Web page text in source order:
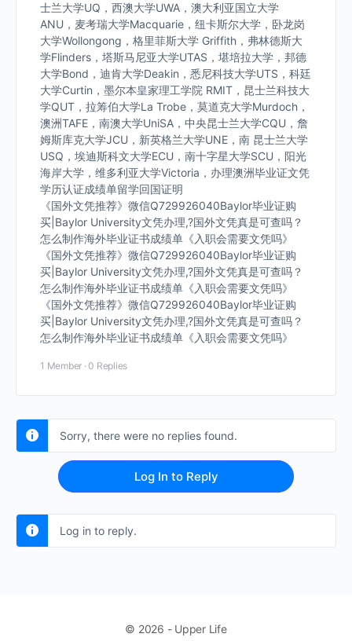
士兰大学UQ，西澳大学UWA，澳大利亚国立大学
ANU，麦考瑞大学Macquarie，纽卡斯尔大学，卧龙岗
大学Wollongong，格里菲斯大学 Griffith，弗林德斯大
学Flinders，塔斯马尼亚大学UTAS，堪培拉大学，邦德
大学Bond，迪肯大学Deakin，悉尼科技大学UTS，科廷
大学Curtin，墨尔本皇家理工学院 RMIT，昆士兰科技大
学QUT，拉筹伯大学La Trobe，莫道克大学Murdoch，
澳洲TAFE，南澳大学UniSA，中央昆士兰大学CQU，詹
姆斯库克大学JCU，新英格兰大学UNE，南 昆士兰大学
USQ，埃迪斯科文大学ECU，南十字星大学SCU，阳光
海岸大学，维多利亚大学Victoria，办理澳洲毕业证文凭
学历认证成绩单留学回国证明
《国外文凭推荐》微信Q729926040Baylor毕业证购
买|Baylor University文凭办理,?国外文凭真是可查吗？
怎么制作海外毕业证书成绩单《入职会需要文凭吗》
《国外文凭推荐》微信Q729926040Baylor毕业证购
买|Baylor University文凭办理,?国外文凭真是可查吗？
怎么制作海外毕业证书成绩单《入职会需要文凭吗》
《国外文凭推荐》微信Q729926040Baylor毕业证购
买|Baylor University文凭办理,?国外文凭真是可查吗？
怎么制作海外毕业证书成绩单《入职会需要文凭吗》
1 Member · 0 Replies
Sorry, there were no replies found.
Log In to Reply
Log in to reply.
© 2026 - Upper Life